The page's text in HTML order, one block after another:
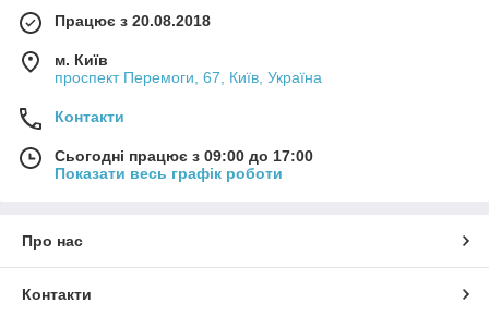
Працює з 20.08.2018
м. Київ
проспект Перемоги, 67, Київ, Україна
Контакти
Сьогодні працює з 09:00 до 17:00
Показати весь графік роботи
Про нас
Контакти